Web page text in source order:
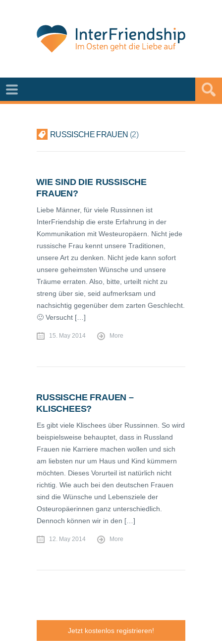
RUSSISCHE FRAUEN 2
WIE SIND DIE RUSSISCHE
FRAUEN?
Liebe Männer, für viele Russinnen ist
InterFriendship die erste Erfahrung in der
Kommunikation mit Westeuropäern. Nicht jede
russische Frau kennt unsere Traditionen,
unsere Art zu denken. Nicht jede kann sofort
unsere geheimsten Wünsche und unsere
Träume erraten. Also, bitte, urteilt nicht zu
streng über sie, seid aufmerksam und
nachsichtig gegenüber dem zarten Geschlecht.
🙂 Versucht […]
15. May 2014 More
RUSSISCHE FRAUEN –
KLISCHEES?
Es gibt viele Klischees über Russinnen. So wird
beispielsweise behauptet, dass in Russland
Frauen nie Karriere machen wollen und sich
am liebsten nur um Haus und Kind kümmern
möchten. Dieses Vorurteil ist natürlich nicht
richtig. Wie auch bei den deutschen Frauen
sind die Wünsche und Lebensziele der
Osteuropäerinnen ganz unterschiedlich.
Dennoch können wir in den […]
12. May 2014 More
Jetzt kostenlos registrieren!